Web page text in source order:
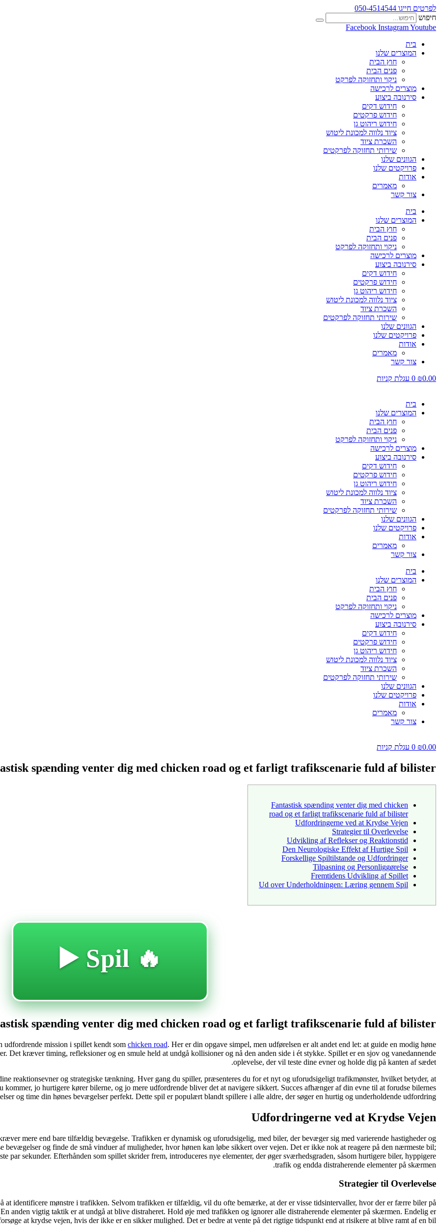
לפרטים חייגו 050-4514544
חיפוש
Facebook InstagramYoutube
בית
המוצרים שלנו
חוץ הבית
פנים הבית
ניקוי ותחזוקה לפרקט
מוצרים לרכישה
סירנובה ביצוע
חידוש דקים
חידוש פרקטים
חידוש ריהוט גן
ציוד נלווה למכונת ליטוש
השכרת ציוד
שירותי תחזוקה לפרקטים
הגוונים שלנו
פרויקטים שלנו
אודות
מאמרים
צור קשר
בית
המוצרים שלנו
חוץ הבית
פנים הבית
ניקוי ותחזוקה לפרקט
מוצרים לרכישה
סירנובה ביצוע
חידוש דקים
חידוש פרקטים
חידוש ריהוט גן
ציוד נלווה למכונת ליטוש
השכרת ציוד
שירותי תחזוקה לפרקטים
הגוונים שלנו
פרויקטים שלנו
אודות
מאמרים
צור קשר
₪0.00
0 עגלת קניות
בית
המוצרים שלנו
חוץ הבית
פנים הבית
ניקוי ותחזוקה לפרקט
מוצרים לרכישה
סירנובה ביצוע
חידוש דקים
חידוש פרקטים
חידוש ריהוט גן
ציוד נלווה למכונת ליטוש
השכרת ציוד
שירותי תחזוקה לפרקטים
הגוונים שלנו
פרויקטים שלנו
אודות
מאמרים
צור קשר
בית
המוצרים שלנו
חוץ הבית
פנים הבית
ניקוי ותחזוקה לפרקט
מוצרים לרכישה
סירנובה ביצוע
חידוש דקים
חידוש פרקטים
חידוש ריהוט גן
ציוד נלווה למכונת ליטוש
השכרת ציוד
שירותי תחזוקה לפרקטים
הגוונים שלנו
פרויקטים שלנו
אודות
מאמרים
צור קשר
₪0.00
0 עגלת קניות
spænding venter dig med chicken road og et farligt trafikscenarie fuld af bilister
Fantastisk spænding venter dig med chicken
road og et farligt trafikscenarie fuld af bilister
Udfordringerne ved at Krydse Vejen
Strategier til Overlevelse
Udvikling af Reflekser og Reaktionstid
Den Neurologiske Effekt af Hurtige Spil
Forskellige Spiltilstande og Udfordringer
Tilpasning og Personliggørelse
Fremtidens Udvikling af Spillet
Ud over Underholdningen: Læring gennem Spil
🔥 Spil ▶️
spænding venter dig med chicken road og et farligt trafikscenarie fuld af bilister
udfordrende mission i spillet kendt som chicken road. Her er din opgave simpel, men udførelsen er alt andet end let: at guide en modig høne
Det kræver timing, refleksioner og en smule held at undgå kollisioner og nå den anden side i ét stykke. Spillet er en sjov og vanedannende
oplevelse, der vil teste dine evner og holde dig på kanten af sædet.
reaktionsevner og strategiske tænkning. Hver gang du spiller, præsenteres du for et nyt og uforudsigeligt trafikmønster, hvilket betyder, at
kommer, jo hurtigere kører bilerne, og jo mere udfordrende bliver det at navigere sikkert. Succes afhænger af din evne til at forudse bilernes
og time din hønes bevægelser perfekt. Dette spil er populært blandt spillere i alle aldre, der søger en hurtig og underholdende udfordring.
Udfordringerne ved at Krydse Vejen
mere end bare tilfældig bevægelse. Trafikken er dynamisk og uforudsigelig, med biler, der bevæger sig med varierende hastigheder og
og finde de små vinduer af muligheder, hvor hønen kan løbe sikkert over vejen. Det er ikke nok at reagere på den nærmeste bil;
sekunder. Efterhånden som spillet skrider frem, introduceres nye elementer, der øger sværhedsgraden, såsom hurtigere biler, hyppigere
trafik og endda distraherende elementer på skærmen.
Strategier til Overlevelse
at identificere mønstre i trafikken. Selvom trafikken er tilfældig, vil du ofte bemærke, at der er visse tidsintervaller, hvor der er færre biler på
anden vigtig taktik er at undgå at blive distraheret. Hold øje med trafikken og ignorer alle distraherende elementer på skærmen. Endelig er
at krydse vejen, hvis der ikke er en sikker mulighed. Det er bedre at vente på det rigtige tidspunkt end at risikere at blive ramt af en bil.